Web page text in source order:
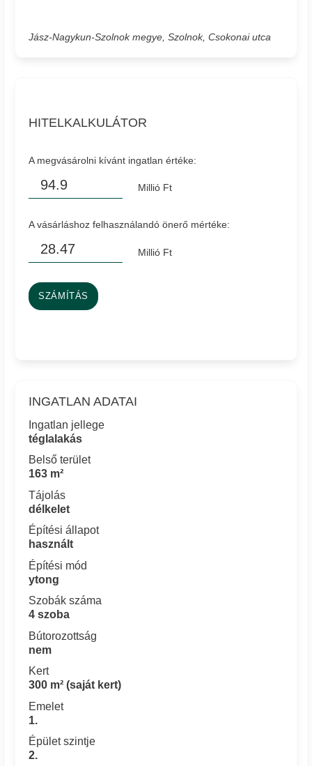
Jász-Nagykun-Szolnok megye, Szolnok, Csokonai utca
HITELKALKULÁTOR
A megvásárolni kívánt ingatlan értéke:
Millió Ft
A vásárláshoz felhasználandó önerő mértéke:
Millió Ft
SZÁMÍTÁS
INGATLAN ADATAI
Ingatlan jellege
téglalakás
Belső terület
163 m²
Tájolás
délkelet
Építési állapot
használt
Építési mód
ytong
Szobák száma
4 szoba
Bútorozottság
nem
Kert
300 m² (saját kert)
Emelet
1.
Épület szintje
2.